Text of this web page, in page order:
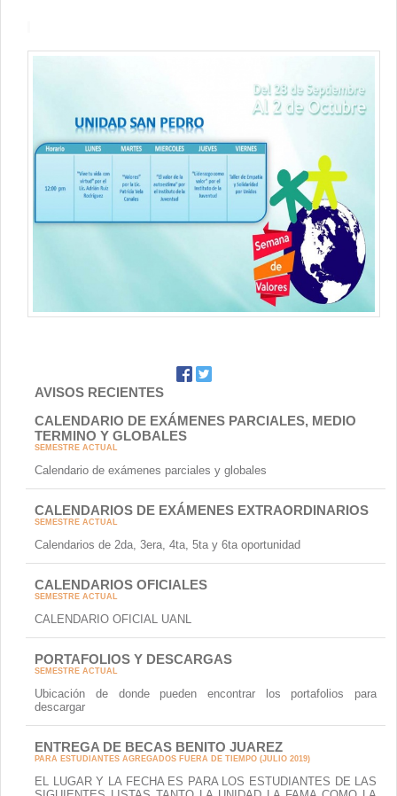
AVISOS RECIENTES
CALENDARIO DE EXÁMENES PARCIALES, MEDIO
TERMINO Y GLOBALES
SEMESTRE ACTUAL
Calendario de exámenes parciales y globales
CALENDARIOS DE EXÁMENES EXTRAORDINARIOS
SEMESTRE ACTUAL
Calendarios de 2da, 3era, 4ta, 5ta y 6ta oportunidad
CALENDARIOS OFICIALES
SEMESTRE ACTUAL
CALENDARIO OFICIAL UANL
PORTAFOLIOS Y DESCARGAS
SEMESTRE ACTUAL
Ubicación de donde pueden encontrar los portafolios para
descargar
ENTREGA DE BECAS BENITO JUAREZ
PARA ESTUDIANTES AGREGADOS FUERA DE TIEMPO (JULIO 2019)
EL LUGAR Y LA FECHA ES PARA LOS ESTUDIANTES DE LAS